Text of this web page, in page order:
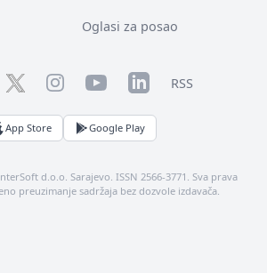
Oglasi za posao
TwitterInstagramYouTubeLinkedInRSS
App Store Google Play
d.o.o. Sarajevo. ISSN 2566-3771. Sva prava
preuzimanje sadržaja bez dozvole izdavača.